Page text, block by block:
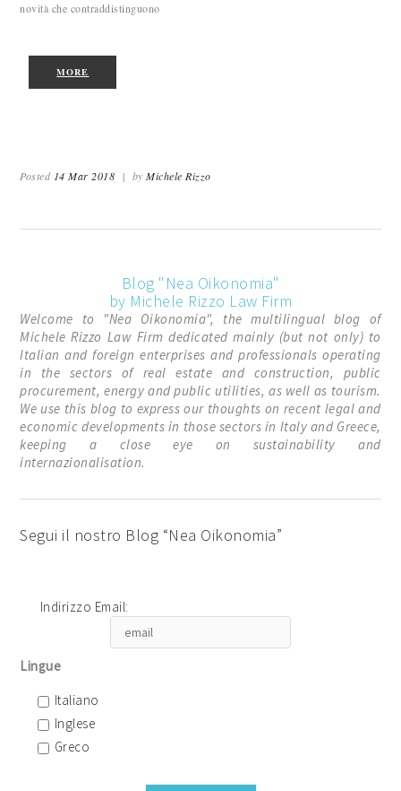
novità che contraddistinguono
MORE
Posted 14 Mar 2018 | byMichele Rizzo
Blog "Nea Oikonomia"
by Michele Rizzo Law Firm
Welcome to "Nea Oikonomia", the multilingual blog of
Michele Rizzo Law Firm dedicated mainly (but not only) to
Italian and foreign enterprises and professionals operating
in the sectors of real estate and construction, public
procurement, energy and public utilities, as well as tourism.
We use this blog to express our thoughts on recent legal and
economic developments in those sectors in Italy and Greece,
keeping a close eye on sustainability and
internazionalisation.
Segui il nostro Blog “Nea Oikonomia”
Indirizzo Email:
Lingue
Italiano
Inglese
Greco